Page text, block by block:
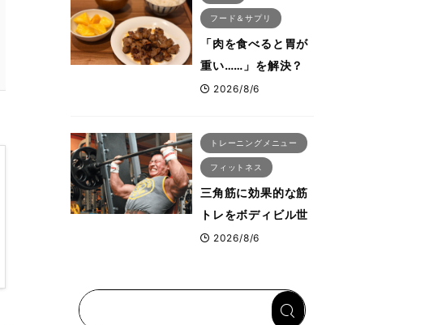
フード＆サプリ
「肉を食べると胃が
重い……」を解決？
トップボディビルダ
専門家がロジカル解
説
2026/8/6
トレーニングメニュー
フィットネス
三角筋に効果的な筋
トレをボディビル世
界王者鈴木雅選手が
2026/8/6